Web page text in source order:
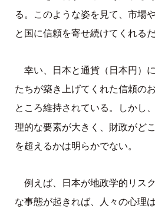
る。このような姿を見て、市場
と国に信頼を寄せ続けてくれるだ
幸い、日本と通貨（日本円）
たちが築き上げてくれた信頼の
ところ維持されている。しかし
理的な要素が大きく、財政がど
を超えるかは明らかでない。
例えば、日本が地政学的リス
な事態が起きれば、人々の心理